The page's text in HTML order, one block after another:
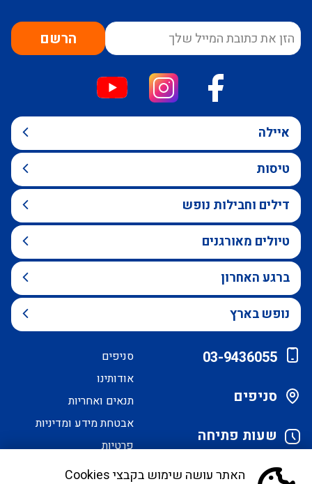
הרשם
איילה
טיסות
דילים וחבילות נופש
טיולים מאורגנים
ברגע האחרון
נופש בארץ
03-9436055
סניפים
שעות פתיחה
סניפים
אודותינו
תנאים ואחריות
אבטחת מידע ומדיניות
פרטיות
הסדרי נגישות
האתר עושה שימוש בקבצי Cookies